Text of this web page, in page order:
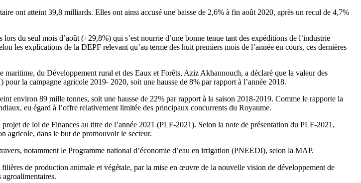
ont atteint 39,8 milliards. Elles ont ainsi accusé une baisse de 2,6% à fin août 2020, après un recul de 4,7%
du seul mois d’août (+29,8%) qui s’est nourrie d’une bonne tenue tant des expéditions de l’industrie
les explications de la DEPF relevant qu’au terme des huit premiers mois de l’année en cours, ces dernières
du Développement rural et des Eaux et Forêts, Aziz Akhannouch, a déclaré que la valeur des
la campagne agricole 2019- 2020, soit une hausse de 8% par rapport à l’année 2018.
environ 89 mille tonnes, soit une hausse de 22% par rapport à la saison 2018-2019. Comme le rapporte la
eu égard à l’offre relativement limitée des principaux concurrents du Royaume.
de loi de Finances au titre de l’année 2021 (PLF-2021). Selon la note de présentation du PLF-2021,
agricole, dans le but de promouvoir le secteur.
notamment le Programme national d’économie d’eau en irrigation (PNEEDI), selon la MAP.
de production animale et végétale, par la mise en œuvre de la nouvelle vision de développement de
agroalimentaires.